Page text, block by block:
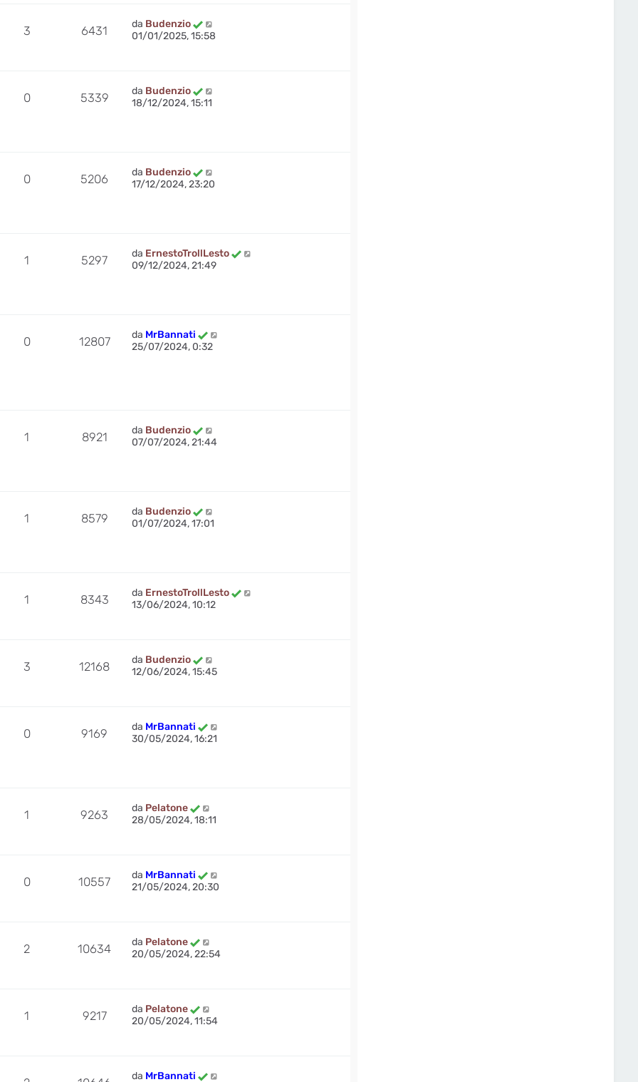
3 6431 da Budenzio
01/01/2025, 15:58
0 5339 da Budenzio
18/12/2024, 15:11
0 5206 da Budenzio
17/12/2024, 23:20
1 5297 da ErnestoTrollLesto
09/12/2024, 21:49
0 12807 da MrBannati
25/07/2024, 0:32
1 8921 da Budenzio
07/07/2024, 21:44
1 8579 da Budenzio
01/07/2024, 17:01
1 8343 da ErnestoTrollLesto
13/06/2024, 10:12
3 12168 da Budenzio
12/06/2024, 15:45
0 9169 da MrBannati
30/05/2024, 16:21
1 9263 da Pelatone
28/05/2024, 18:11
0 10557 da MrBannati
21/05/2024, 20:30
2 10634 da Pelatone
20/05/2024, 22:54
1 9217 da Pelatone
20/05/2024, 11:54
da MrBannati